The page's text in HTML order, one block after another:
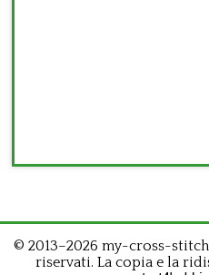
© 2013–2026 my-cross-
riservati. La copia e la